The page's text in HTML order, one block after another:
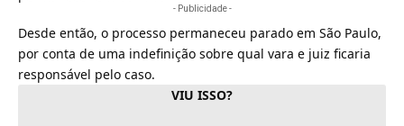
- Publicidade -
Desde então, o processo permaneceu parado em São Paulo,
por conta de uma indefinição sobre qual vara e juiz ficaria
responsável pelo caso.
VIU ISSO?